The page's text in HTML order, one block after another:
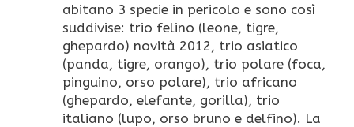
abitano 3 specie in pericolo e sono così
suddivise: trio felino (leone, tigre,
ghepardo) novità 2012, trio asiatico
(panda, tigre, orango), trio polare (foca,
pinguino, orso polare), trio africano
(ghepardo, elefante, gorilla), trio
italiano (lupo, orso bruno e delfino). La